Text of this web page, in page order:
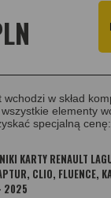
w skład
elementy
specjalną cenę:
KARTY RENAULT
CLIO, FLUENCE,
2025